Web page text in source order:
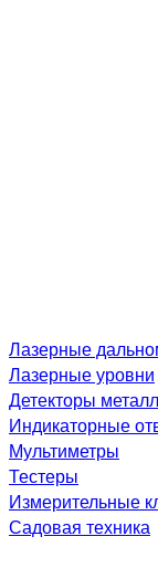
Лазерные
Лазерные уровни
Детекторы
Индикаторные
Мультиметры
Тестеры
Измерительные
Садовая техника